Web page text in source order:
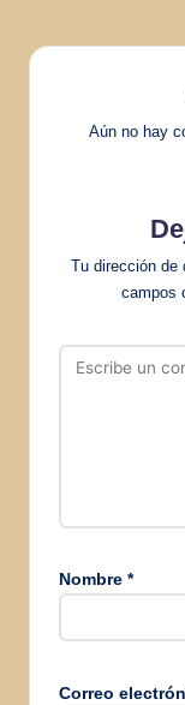
Aún no hay
Tu dirección de
campos
Nombre *
Correo